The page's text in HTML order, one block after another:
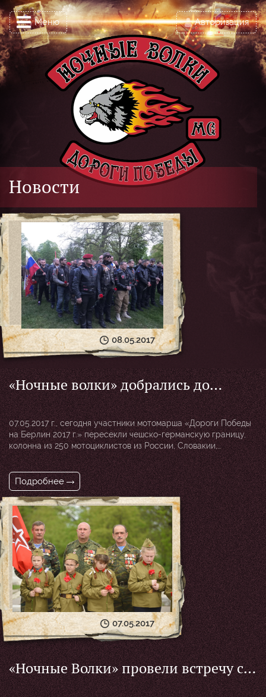
Меню Авторизация
Новости
08.05.2017
«Ночные волки» добрались до
Дрездена
07.05.2017 г., сегодня участники мотомарша «Дороги Победы
на Берлин 2017 г.» пересекли чешско-германскую границу,
колонна из 250 мотоциклистов из России, Словакии,
Словении, Чехии, Польши, Германии, Болгарии, Македонии и
Италии в сопровождении полиции прибыла в Дрезден, где
«Ночные Волки» отдали дань памяти солдатам-
освободителям и возложили цветы на мемориале советским
воинам, павшим в годы Великой Отечественной войны. Далее
мотоциклисты […]
Подробнее
07.05.2017
«Ночные Волки» провели встречу с
ветеранами в «Российском центре